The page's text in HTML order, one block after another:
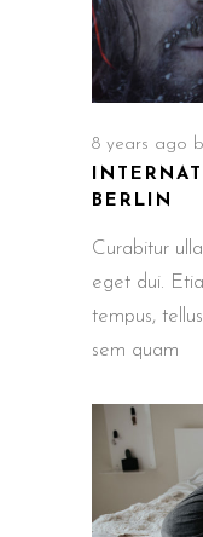
8 years ago
BERLIN
Curabitur
eget dui.
tempus,
sem quam